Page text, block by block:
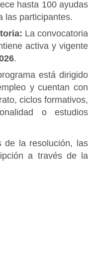
hasta 100 ayudas
las participantes.
La convocatoria
activa y vigente
.
está dirigido
y cuentan con
ciclos formativos,
o estudios
de la resolución, las
a través de la